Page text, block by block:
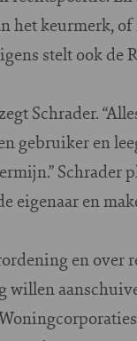
het keurmerk,
stelt ook
Schrader.
gebruiker en
Schrader
eigenaar en
en over
willen